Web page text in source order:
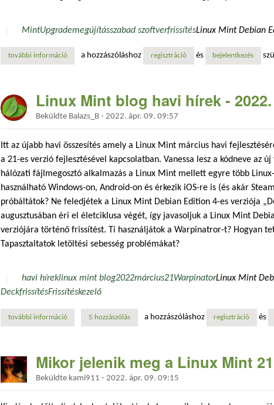
MintUpgrademegújításszabad szoftverfrissítésLinux Mint Debian
további információfrissítés az lmde 5-re tartalommal kapcsolatosan
a hozzászóláshoz regisztráció és bejelentkezés
Linux Mint blog havi hírek -
Beküldte Balazs_B - 2022. ápr. 09. 09:57
Itt az újabb havi összesítés amely a Linux Mint március havi
a 21-es verzió fejlesztésével kapcsolatban. Vanessa lesz a kódneve az
hálózati fájlmegosztó alkalmazás a Linux Mint mellett egyre több
használható Windows-on, Android-on és érkezik iOS-re is (és akár
próbáltátok? Ne feledjétek a Linux Mint Debian Edition 4-es verziója
augusztusában éri el életciklusa végét, így javasoljuk a Linux Mint
verziójára történő frissítést. Ti használjátok a Warpinatror-t? Hogyan
Tapasztaltatok letöltési sebesség problémákat?
havi híreklinux mint blog2022március21WarpinatorLinux Mint
DeckfrissítésFrissítéskezelő
további információlinux mint blog havi hírek - 2022. március tartalommal
5 hozzászólás a hozzászóláshoz regisztráció és
Mikor jelenik meg a Linux Mint
Beküldte kami911 - 2022. ápr. 09. 09:15